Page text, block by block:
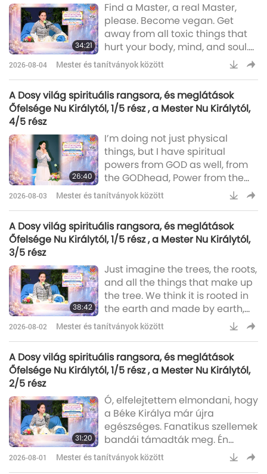
words from the bird-person, and
“knowing peace” as well. So, he
was so happy, felt so blissful.
And many of the
34:21
Find a Master, a real Master,
please. Become vegan. Get
away from all toxic things that
hurt your body, mind, and soul.
That’s all you need to do. You
don’t have to follow me. You
a Master. Make sure that he is
good, and she is powerful, that
Universal Power. That he/she
can help you in their capacity.
You must pray hard with all your
heart
2026-08-04 Mester és tanítványok között
A Dosy világ spirituális rangsora, és meglátások
Őfelsége Nu Királytól, 1/5 rész , a Mester Nu Királytól,
4/5 rész
26:40
I’m doing not just physical
things, but I have spiritual
powers from GOD as well, from
the GODhead, Power from the
GODhead, from the Most
Original, from the Most
Powerful. So do not think that I’m
too old to rescue you. I’m still
have the same blessing, bliss,
and powerful attribute given to
them. You can read some of the
Heartlines and
2026-08-03 Mester és tanítványok között
A Dosy világ spirituális rangsora, és meglátások
Őfelsége Nu Királytól, 1/5 rész , a Mester Nu Királytól,
3/5 rész
38:42
Just imagine the trees, the roots,
and all the things that make up
the tree. We think it is rooted in
the earth and made by earth,
from earth. But even scientists
already know that they are
energy in the air, from some
component in the air. We have a
read it and watch it. So, imagine
humans are also like that. So
many components get togeth
2026-08-02 Mester és tanítványok között
A Dosy világ spirituális rangsora, és meglátások
Őfelsége Nu Királytól, 1/5 rész , a Mester Nu Királytól,
2/5 rész
31:20
Ó, elfelejtettem elmondani, hogy
a Béke Királya már újra
egészséges. Fanatikus szellemek
bandái támadták meg. Én
pedig Vele voltam, és
megmentettem Őt. Ő egy
2026-08-01 Mester és tanítványok között